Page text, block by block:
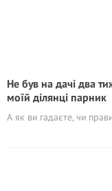
Не був на дачі два
моїй ділянці парник
А як ви гадаєте, чи